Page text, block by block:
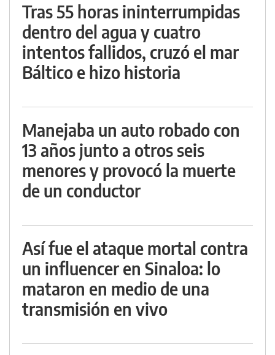
Tras 55 horas ininterrumpidas
dentro del agua y cuatro
intentos fallidos, cruzó el mar
Báltico e hizo historia
Manejaba un auto robado con
13 años junto a otros seis
menores y provocó la muerte
de un conductor
Así fue el ataque mortal contra
un influencer en Sinaloa: lo
mataron en medio de una
transmisión en vivo